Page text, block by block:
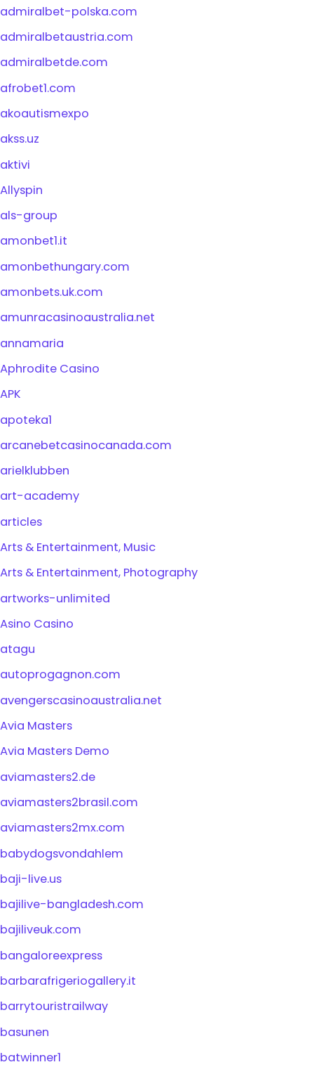
admiralbet-polska.com
admiralbetaustria.com
admiralbetde.com
afrobet1.com
akoautismexpo
akss.uz
aktivi
Allyspin
als-group
amonbet1.it
amonbethungary.com
amonbets.uk.com
amunracasinoaustralia.net
annamaria
Aphrodite Casino
APK
apoteka1
arcanebetcasinocanada.com
arielklubben
art-academy
articles
Arts & Entertainment, Music
Arts & Entertainment, Photography
artworks-unlimited
Asino Casino
atagu
autoprogagnon.com
avengerscasinoaustralia.net
Avia Masters
Avia Masters Demo
aviamasters2.de
aviamasters2brasil.com
aviamasters2mx.com
babydogsvondahlem
baji-live.us
bajilive-bangladesh.com
bajiliveuk.com
bangaloreexpress
barbarafrigeriogallery.it
barrytouristrailway
basunen
batwinner1